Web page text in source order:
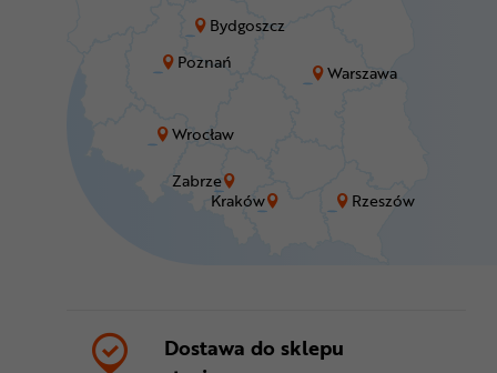
Bydgoszcz
Kraków
Poznań
Rzeszów
Warszawa
Wrocław
Zabrze
Dostawa do sklepu